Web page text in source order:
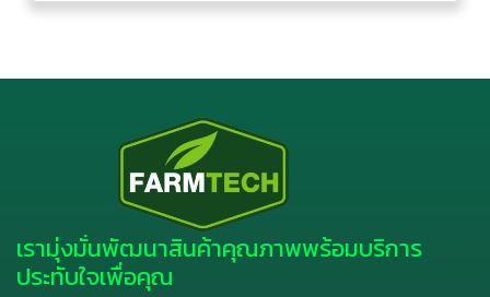
เรามุ่งมั่นพัฒนาสินค้าคุณภาพพร้อมบริการ
ประทับใจเพื่อคุณ